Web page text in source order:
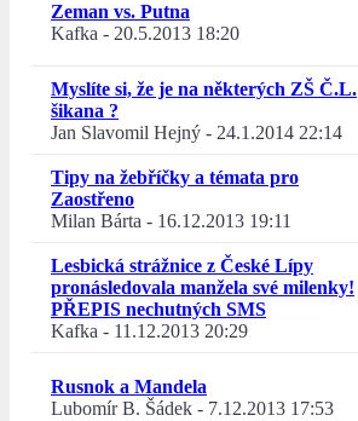
Zeman vs. Putna
Kafka - 20.5.2013 18:20
Myslíte si, že je na některých ZŠ Č.L.
šikana ?
Jan Slavomil Hejný - 24.1.2014 22:14
Tipy na žebříčky a témata pro
Zaostřeno
Milan Bárta - 16.12.2013 19:11
Lesbická strážnice z České Lípy
pronásledovala manžela své milenky!
PŘEPIS nechutných SMS
Kafka - 11.12.2013 20:29
Rusnok a Mandela
Lubomír B. Šádek - 7.12.2013 17:53